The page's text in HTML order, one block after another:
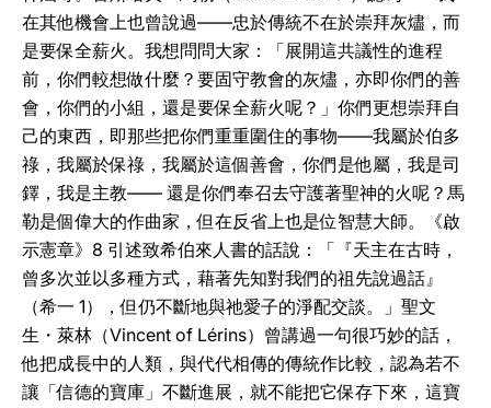
在其他機會上也曾說過——忠於傳統不在於崇拜灰燼，而
是要保全薪火。我想問問大家：「展開這共議性的進程
前，你們較想做什麼？要固守教會的灰燼，亦即你們的善
會，你們的小組，還是要保全薪火呢？」你們更想崇拜自
己的東西，即那些把你們重重圍住的事物——我屬於伯多
祿，我屬於保祿，我屬於這個善會，你們是他屬，我是司
鐸，我是主教—— 還是你們奉召去守護著聖神的火呢？馬
勒是個偉大的作曲家，但在反省上也是位智慧大師。《啟
示憲章》8 引述致希伯來人書的話說：「『天主在古時，
曾多次並以多種方式，藉著先知對我們的祖先說過話』
（希一 1），但仍不斷地與祂愛子的淨配交談。」聖文
生・萊林（Vincent of Lérins）曾講過一句很巧妙的話，
他把成長中的人類，與代代相傳的傳統作比較，認為若不
讓「信德的寶庫」不斷進展，就不能把它保存下來，這寶